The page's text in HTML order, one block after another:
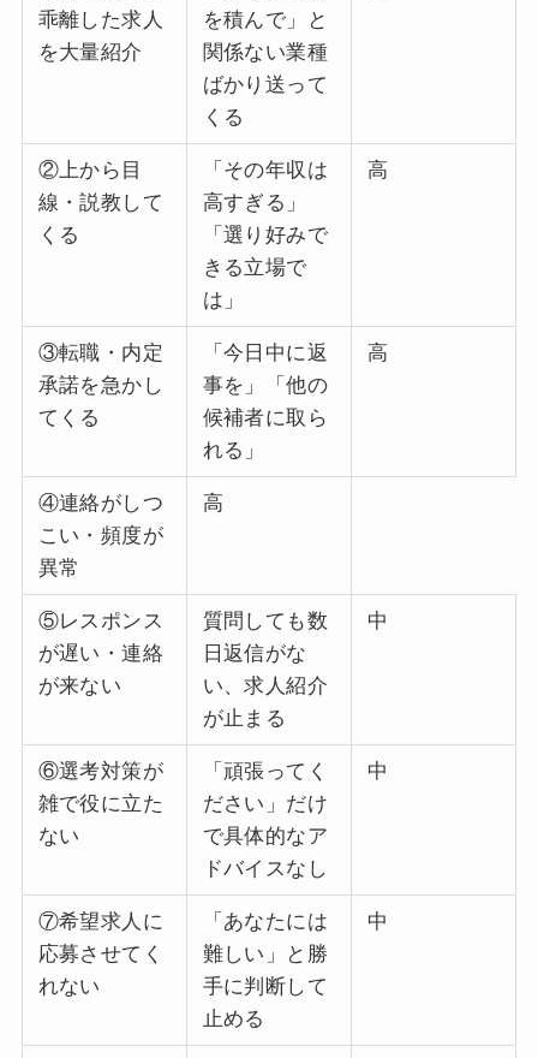
乖離した求人
を大量紹介
を積んで」と
関係ない業種
ばかり送って
くる
②上から目
線・説教して
くる
「その年収は
高すぎる」
「選り好みで
きる立場で
は」
高
③転職・内定
承諾を急かし
てくる
「今日中に返
事を」「他の
候補者に取ら
れる」
高
④連絡がしつ
こい・頻度が
異常
高
⑤レスポンス
が遅い・連絡
が来ない
質問しても数
日返信がな
い、求人紹介
が止まる
中
⑥選考対策が
雑で役に立た
ない
「頑張ってく
ださい」だけ
で具体的なア
ドバイスなし
中
⑦希望求人に
応募させてく
れない
「あなたには
難しい」と勝
手に判断して
止める
中